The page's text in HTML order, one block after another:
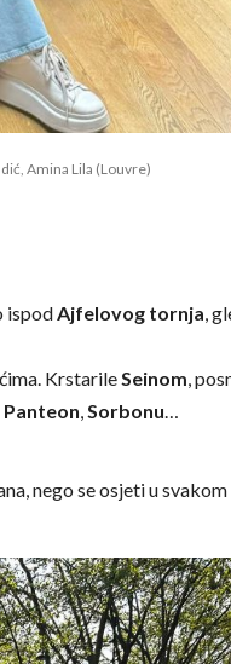
Amina Lila (Louvre)
ispod Ajfelovog tornja ,
Krstarile Seinom ,
Panteon Sorbonu
nego se osjeti u